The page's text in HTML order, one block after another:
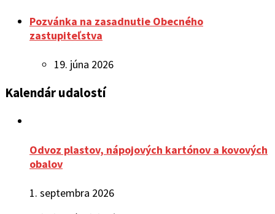
Pozvánka na zasadnutie Obecného
zastupiteľstva
19. júna 2026
Kalendár udalostí
Odvoz plastov, nápojových kartónov a kovových
obalov
1. septembra 2026